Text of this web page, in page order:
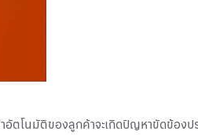
ตโนมัติของลูกค้าจะเกิดปัญหาขัดข้องป